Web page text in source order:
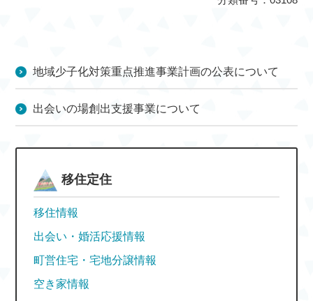
地域少子化対策重点推進事業計画の公表について
出会いの場創出支援事業について
移住定住
移住情報
出会い・婚活応援情報
町営住宅・宅地分譲情報
空き家情報